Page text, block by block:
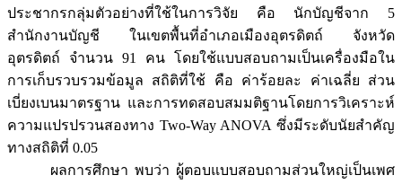
ประชากรกลุ่มตัวอย่างที่ใช้ในการวิจัย คือ นักบัญชีจาก 5
สำนักงานบัญชี ในเขตพื้นที่อำเภอเมืองอุตรดิตถ์ จังหวัด
อุตรดิตถ์ จำนวน 91 คน โดยใช้แบบสอบถามเป็นเครื่องมือใน
การเก็บรวบรวมข้อมูล สถิติที่ใช้ คือ ค่าร้อยละ ค่าเฉลี่ย ส่วน
เบี่ยงเบนมาตรฐาน และการทดสอบสมมติฐานโดยการวิเคราะห์
ความแปรปรวนสองทาง Two-Way ANOVA ซึ่งมีระดับนัยสำคัญ
ทางสถิติที่ 0.05
ผลการศึกษา พบว่า ผู้ตอบแบบสอบถามส่วนใหญ่เป็นเพศ